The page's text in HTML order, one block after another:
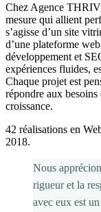
Chez Agence
mesure qui allient
s’agisse d’un site
d’une plateforme
développement et
expériences fluides,
Chaque projet est
répondre aux
croissance.
42 réalisations en
2018.
Nous
rigueur et la
avec eux est